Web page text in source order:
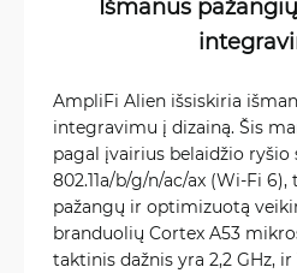
Išmanus
AmpliFi Alien išsiskiria
integravimu į dizainą. Šis
pagal įvairius belaidžio
802.11a/b/g/n/ac/ax (Wi-Fi
pažangų ir optimizuotą
branduolių Cortex A53
taktinis dažnis yra 2,2 GHz,